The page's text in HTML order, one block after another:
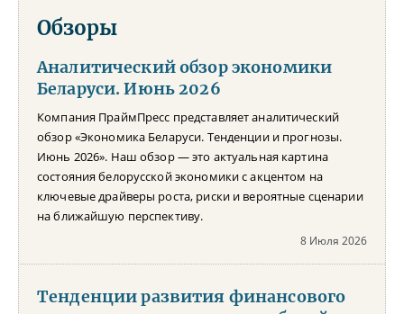
Обзоры
Аналитический обзор экономики
Беларуси. Июнь 2026
Компания ПраймПресс представляет аналитический
обзор «Экономика Беларуси. Тенденции и прогнозы.
Июнь 2026». Наш обзор — это актуальная картина
состояния белорусской экономики с акцентом на
ключевые драйверы роста, риски и вероятные сценарии
на ближайшую перспективу.
8 Июля 2026
Тенденции развития финансового